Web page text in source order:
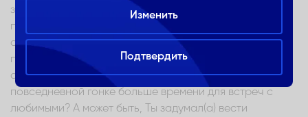
за прошлый год мы решили сделать то, что давно
планировали или не успевали сделать. Что Ты хочешь
сделать в этом году? Может быть, Ты хочешь
поработать над созданием более сердечных
отношений с близкими людьми и освободить в
повседневной гонке больше времени для встреч с
любимыми? А может быть, Ты задумал(а) вести
Изменить
Подтвердить